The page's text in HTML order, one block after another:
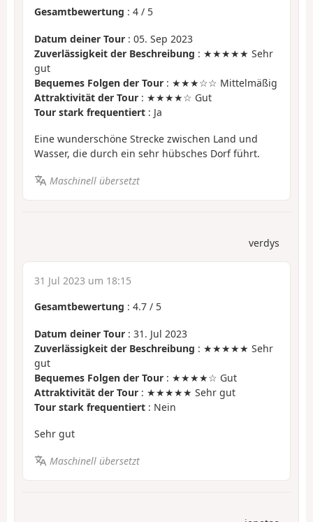
Gesamtbewertung : 4 / 5
Datum deiner Tour : 05. Sep 2023
Zuverlässigkeit der Beschreibung : ★★★★★ Sehr
gut
Bequemes Folgen der Tour : ★★★☆☆ Mittelmäßig
Attraktivität der Tour : ★★★★☆ Gut
Tour stark frequentiert : Ja
Eine wunderschöne Strecke zwischen Land und
Wasser, die durch ein sehr hübsches Dorf führt.
Maschinell übersetzt
verdys
31 Jul 2023 um 18:15
Gesamtbewertung : 4.7 / 5
Datum deiner Tour : 31. Jul 2023
Zuverlässigkeit der Beschreibung : ★★★★★ Sehr
gut
Bequemes Folgen der Tour : ★★★★☆ Gut
Attraktivität der Tour : ★★★★★ Sehr gut
Tour stark frequentiert : Nein
Sehr gut
Maschinell übersetzt